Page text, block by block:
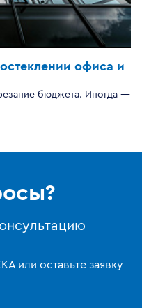
офиса и
бюджета. Иногда —
или оставьте заявку